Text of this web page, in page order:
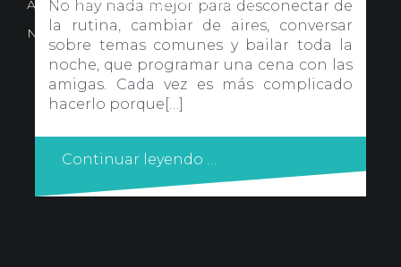
No hay nada mejor para desconectar de
la rutina, cambiar de aires, conversar
sobre temas comunes y bailar toda la
noche, que programar una cena con las
amigas. Cada vez es más complicado
hacerlo porque[…]
Continuar leyendo …
Avd. Comercial 20 Barañain (Navarra)
Nota Legal · Privacidad·Política de Cookies